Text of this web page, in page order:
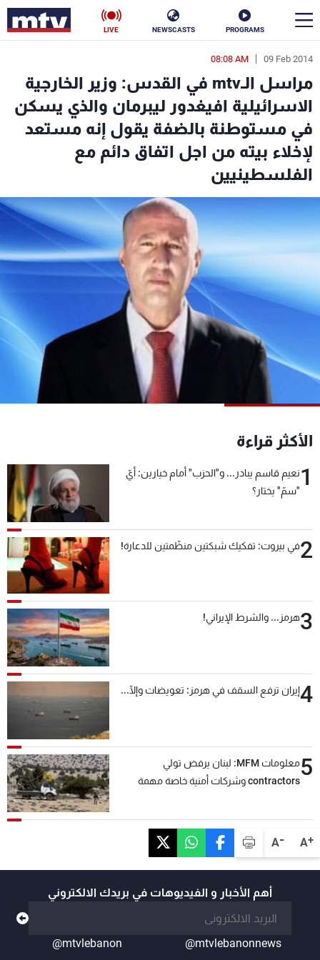
PROGRAMS
NEWSCASTS
LIVE
A+
A-
09 Feb 2014
08:08 AM
مراسل الـmtv في القدس: وزير الخارجية
الاسرائيلية افيغدور ليبرمان والذي يسكن
في مستوطنة بالضفة يقول إنه مستعد
لإخلاء بيته من اجل اتفاق دائم مع
الفلسطينيين
الأكثر قراءة
1نعيم قاسم يبادر... و"الحزب" أمام خيارين: أيّ
"سمّ" يختار؟
2في بيروت: تفكيك شبكتين منظّمتين للدعارة!
3هرمز... والشرط الإيراني!
4إيران ترفع السقف في هرمز: تعويضات وإلّا...
5
معلومات MFM: لبنان يرفض تولي
contractors وشركات أمنية خاصة مهمة
أهم الأخبار و الفيديوهات في بريدك الالكتروني
@mtvlebanonnews
@mtvlebanon
en
الأخبار
سياسة ناس
إقتصاد فن
منوعات رياضة
كأس العالم
البرامج
جدول البرامج
شاهد البرامج
الترددات
عن MTV
لاعلاناتكم
وظائف